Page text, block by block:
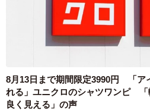
8月13日まで期間限定3990円 「ア
れる」ユニクロのシャツワンピ 「
良く見える」の声